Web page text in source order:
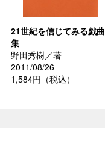
21世紀を信じてみる戯曲
集
野田秀樹／著
2011/08/26
1,584円（税込）